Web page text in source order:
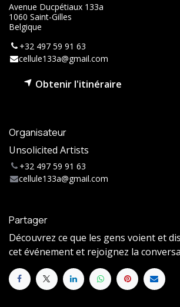
Avenue Ducpétiaux 133a
1060 Saint-Gilles
Belgique
+32 497 59 91 63
cellule133a@gmail.com
Obtenir l'itinéraire
Organisateur
Unsolicited Artists
+32 497 59 91 63
cellule133a@gmail.com
Partager
Découvrez ce que les gens voient et
cet événement et rejoignez la